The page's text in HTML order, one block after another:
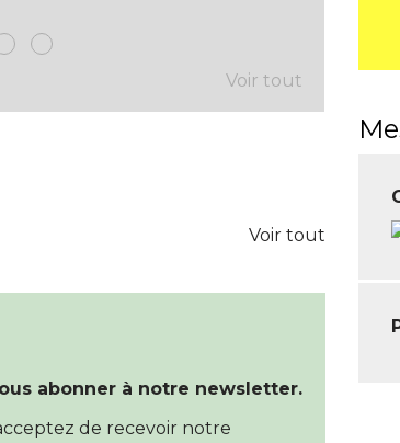
Voir tout
Voir tout
abonner à notre newsletter.
de recevoir notre